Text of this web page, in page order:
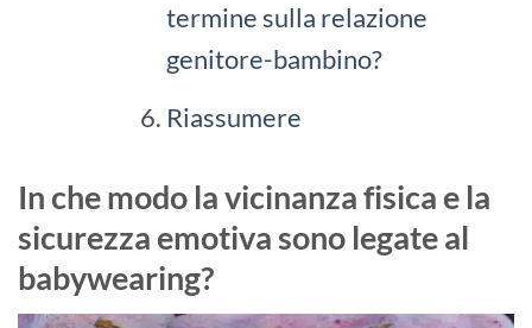
termine sulla relazione
genitore-bambino?
Riassumere
In che modo la vicinanza fisica e la
sicurezza emotiva sono legate al
babywearing?